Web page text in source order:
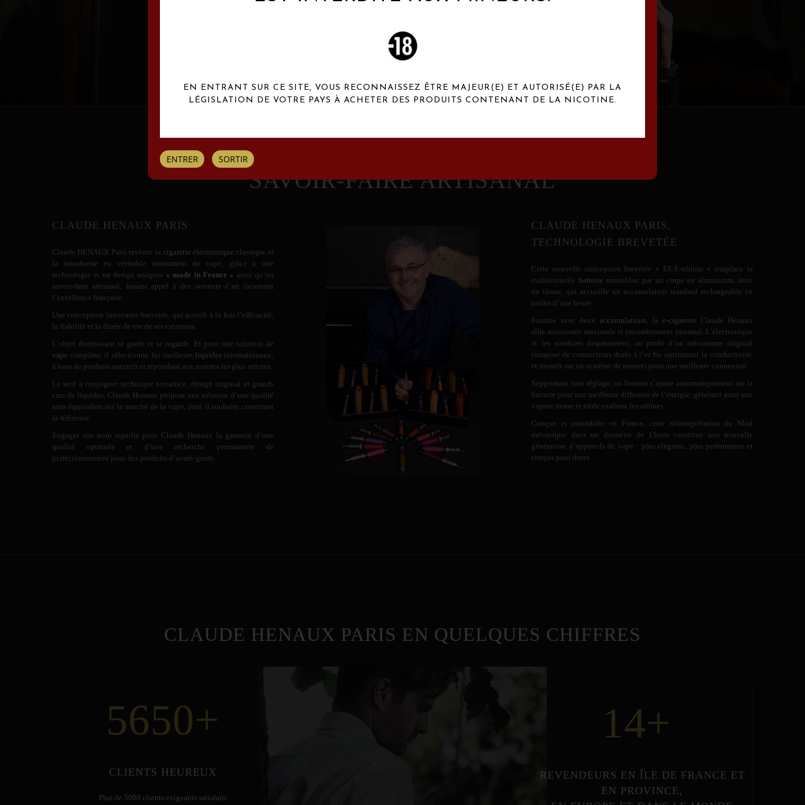
SAVOIR-FAIRE ARTISANAL
CLAUDE HENAUX PARIS
Claude HENAUX Paris revisite la cigarette électronique classique et
la transforme en véritable instrument de vape, grâce à une
technologie et un design uniques « made in France » ainsi qu’un
savoir-faire artisanal, faisant appel à des ouvriers d’art incarnant
l’excellence française.
Une conception innovante brevetée, qui accroît à la fois l’efficacité,
la fiabilité et la durée de vie de ses créations.
L’objet dorénavant se garde et se regarde. Et pour une solution de
vape complète, il sélectionne les meilleurs liquidesinternationaux,
à base de produits naturels et répondant aux normes les plus strictes.
Le seul à conjuguer technique novatrice, design original et grands
crus de liquides, Claude Henaux propose une solution d’une qualité
sans équivalent sur le marché de la vape, dont il souhaite constituer
la référence.
Engager son nom signifie pour Claude Henaux la garantie d’une
qualité optimale et d’une recherche permanente de
perfectionnement pour des produits d’avant-garde.
CLAUDE HENAUX PARIS,
TECHNOLOGIE BREVETÉE
Cette nouvelle conception brevetée « E8/E-nfinite » remplace la
traditionnelle batterie monobloc par un corps en aluminium, inox
ou titane, qui accueille un accumulateur standard rechargeable en
moins d’une heure.
Fournie avec deux accumulateurs , la e-cigarette Claude Henaux
allie autonomie maximale et encombrement minimal. L’électronique
et les soudures disparaissent, au profit d’un mécanisme original
composé de connecteurs dorés à l’or fin optimisant la conductivité,
et montés sur un système de ressorts pour une meilleure connexion.
Supprimant tout réglage, un bouton s’ajuste automatiquement sur la
batterie pour une meilleure diffusion de l’énergie, générant ainsi une
vapeur dense et tiède exaltant les arômes.
Conçue et assemblée en France, cette réinterprétation du Mod
mécanique dans un diamètre de 15mm constitue une nouvelle
génération d’appareils de vape : plus élégants, plus performants et
conçus pour durer.
CLAUDE HENAUX PARIS EN QUELQUES CHIFFRES
5650+
CLIENTS HEUREUX
Plus de 5000 clients exigeants satisfaits
14+
REVENDEURS EN ÎLE DE FRANCE ET
EN PROVINCE,
EN ENTRANT SUR CE SITE, VOUS RECONNAISSEZ ÊTRE MAJEUR(E) ET AUTORISÉ(E) PAR LA
LÉGISLATION DE VOTRE PAYS À ACHETER DES PRODUITS CONTENANT DE LA NICOTINE.
ENTRER SORTIR